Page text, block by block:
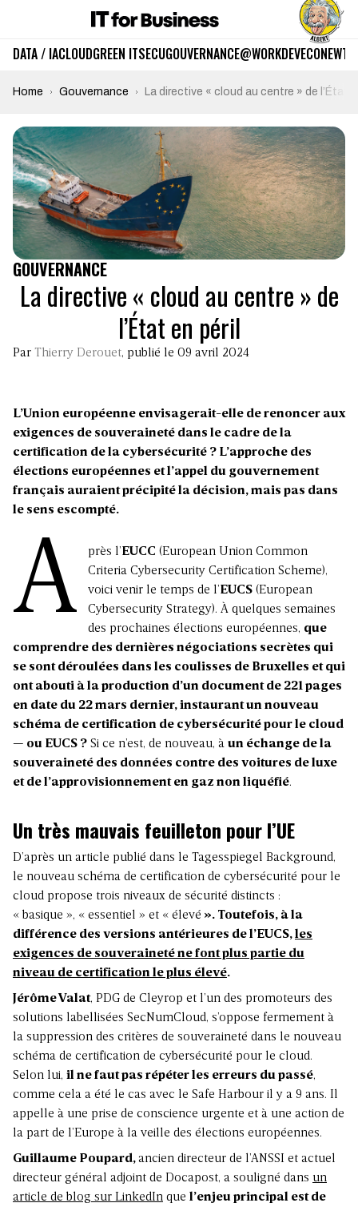
DATA / IACLOUDGREEN ITSECUGOUVERNANCE@WORKDEVECO
Home Gouvernance La directive « cloud au centre » de l’État
GOUVERNANCE
La directive « cloud au centre » de
l’État en péril
Par Thierry Derouet, publié le 09 avril 2024
L’Union européenne envisagerait-elle de renoncer aux
exigences de souveraineté dans le cadre de la
certification de la cybersécurité ? L’approche des
élections européennes et l’appel du gouvernement
français auraient précipité la décision, mais pas dans
le sens escompté.
A près l’EUCC (European Union Common
Criteria Cybersecurity Certification Scheme),
voici venir le temps de l’EUCS (European
Cybersecurity Strategy). À quelques semaines
des prochaines élections européennes, que
comprendre des dernières négociations secrètes qui
se sont déroulées dans les coulisses de Bruxelles et qui
ont abouti à la production d’un document de 221 pages
en date du 22 mars dernier, instaurant un nouveau
schéma de certification de cybersécurité pour le cloud
— ou EUCS ? Si ce n’est, de nouveau, à un échange de la
souveraineté des données contre des voitures de luxe
et de l’approvisionnement en gaz non liquéfié.
Un très mauvais feuilleton pour l’UE
D’après un article publié dans le Tagesspiegel Background,
le nouveau schéma de certification de cybersécurité pour le
cloud propose trois niveaux de sécurité distincts :
« basique », « essentiel » et « élevé ». Toutefois, à la
différence des versions antérieures de l’EUCS,les
exigences de souveraineté ne font plus partie du
niveau de certification le plus élevé.
Jérôme Valat, PDG de Cleyrop et l’un des promoteurs des
solutions labellisées SecNumCloud, s’oppose fermement à
la suppression des critères de souveraineté dans le nouveau
schéma de certification de cybersécurité pour le cloud.
Selon lui, il ne faut pas répéter les erreurs du passé,
comme cela a été le cas avec le Safe Harbour il y a 9 ans. Il
appelle à une prise de conscience urgente et à une action de
la part de l’Europe à la veille des élections européennes.
Guillaume Poupard,ancien directeur de l’ANSSI et actuel
directeur général adjoint de Docapost, a souligné dans un
article de blog sur LinkedIn que l’enjeu principal est de